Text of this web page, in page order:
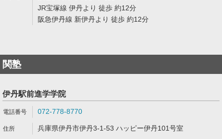
JR宝塚線 伊丹より 徒歩 約12分
阪急伊丹線 新伊丹より 徒歩 約12分
関塾
伊丹駅前進学学院
072-778-8770
兵庫県伊丹市伊丹3-1-53 ハッピー伊丹101号室